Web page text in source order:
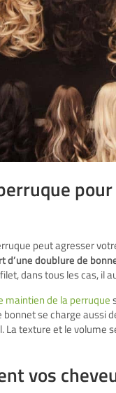
peut agresser
d’une doublure de
dans tous les cas, il
maintien de la perruque
se charge aussi
texture et le volume
vos